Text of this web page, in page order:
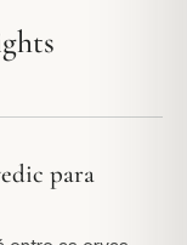
para